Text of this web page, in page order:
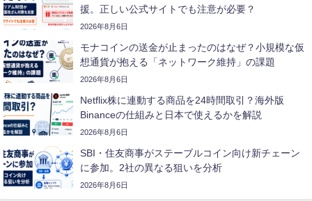
援。正しい公式サイトでも注意が必要？
2026年8月6日
モナコインの送金が止まったのはなぜ？小規模な仮
想通貨が抱える「ネットワーク維持」の課題
2026年8月6日
Netflix株に連動する商品を24時間取引？海外版
Binanceの仕組みと日本で使えるかを解説
2026年8月6日
SBI・住友商事がステーブルコイン向け新チェーン
に参加。2社の異なる狙いを分析
2026年8月6日